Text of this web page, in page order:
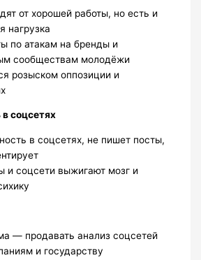
от хорошей работы, но есть и
нагрузка
по атакам на бренды и
сообществам молодёжи
розыском оппозиции и
в соцсетях
в соцсетях, не пишет посты,
и соцсети выжигают мозг и
— продавать анализ соцсетей
и государству